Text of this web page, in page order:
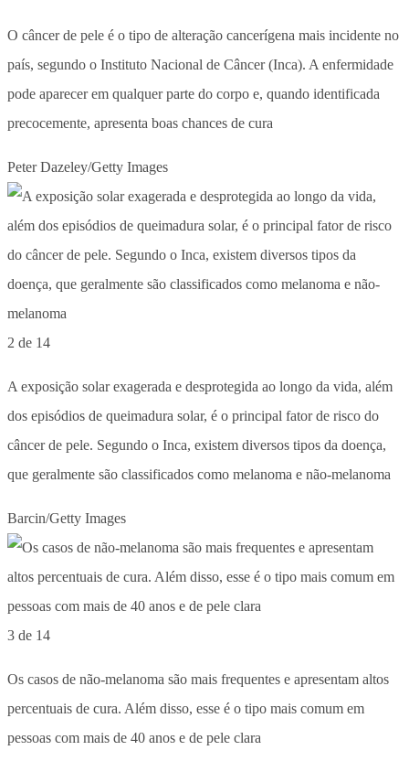
O câncer de pele é o tipo de alteração cancerígena mais incidente no
país, segundo o Instituto Nacional de Câncer (Inca). A enfermidade
pode aparecer em qualquer parte do corpo e, quando identificada
precocemente, apresenta boas chances de cura
Peter Dazeley/Getty Images
2 de 14
A exposição solar exagerada e desprotegida ao longo da vida, além
dos episódios de queimadura solar, é o principal fator de risco do
câncer de pele. Segundo o Inca, existem diversos tipos da doença,
que geralmente são classificados como melanoma e não-melanoma
Barcin/Getty Images
3 de 14
Os casos de não-melanoma são mais frequentes e apresentam altos
percentuais de cura. Além disso, esse é o tipo mais comum em
pessoas com mais de 40 anos e de pele clara